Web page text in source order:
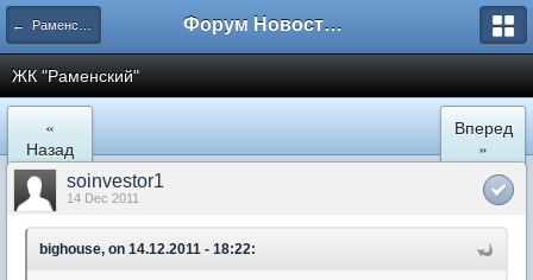
← Раменское Форум Новостройки
ЖК "Рaменский"
«
Назад
Вперед
»
soinvestor1
14 Dec 2011
bighouse, on 14.12.2011 - 18:22: